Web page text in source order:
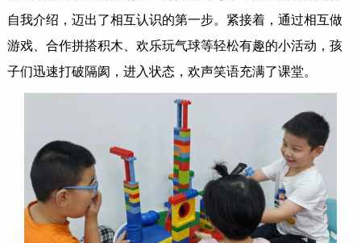
自我介绍，迈出了相互认识的第一步。紧接着，通过相互做
游戏、合作拼搭积木、欢乐玩气球等轻松有趣的小活动，孩
子们迅速打破隔阂，进入状态，欢声笑语充满了课堂。